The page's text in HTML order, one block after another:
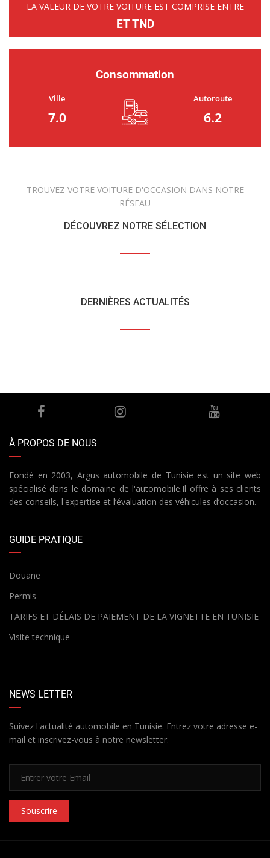
LA VALEUR DE VOTRE VOITURE EST COMPRISE ENTRE
ET TND
Consommation
Ville
7.0
Autoroute
6.2
TROUVEZ VOTRE VOITURE D'OCCASION DANS NOTRE
RÉSEAU
DÉCOUVREZ NOTRE SÉLECTION
DERNIÈRES ACTUALITÉS
À PROPOS DE NOUS
Fondé en 2003, Argus automobile de Tunisie est un site web
spécialisé dans le domaine de l'automobile.Il offre à ses clients
des conseils, l'expertise et l’évaluation des véhicules d’occasion.
GUIDE PRATIQUE
Douane
Permis
TARIFS ET DÉLAIS DE PAIEMENT DE LA VIGNETTE EN TUNISIE
Visite technique
NEWS LETTER
Suivez l'actualité automobile en Tunisie. Entrez votre adresse e-
mail et inscrivez-vous à notre newsletter.
Souscrire